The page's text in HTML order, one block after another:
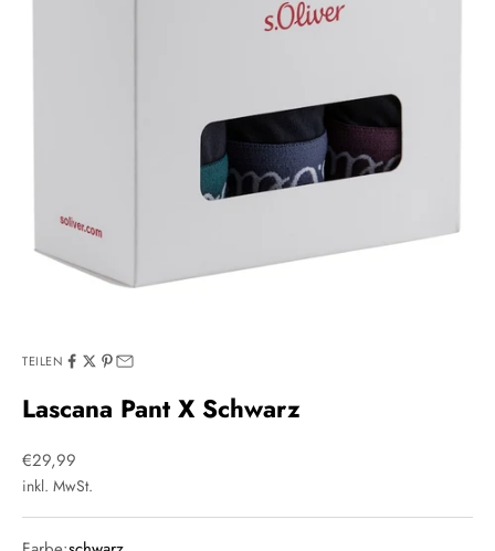
TEILEN
Lascana Pant X Schwarz
Angebot
€29,99
inkl. MwSt.